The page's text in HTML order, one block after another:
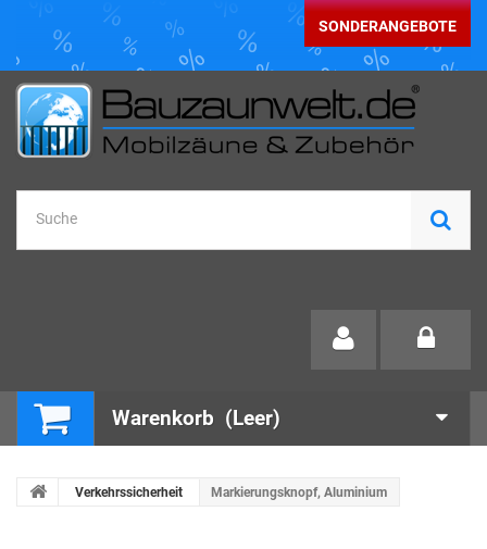
SONDERANGEBOTE
Warenkorb (Leer)
Verkehrssicherheit Markierungsknopf, Aluminium